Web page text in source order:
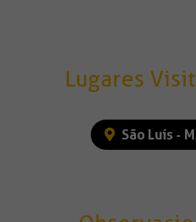
Lugares
São Luís -